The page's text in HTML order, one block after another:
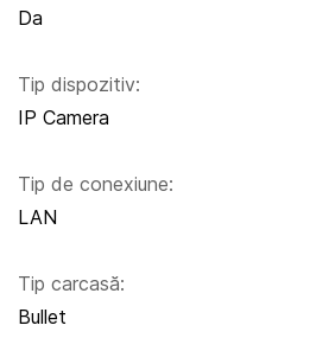
Da
Tip dispozitiv:
IP Camera
Tip de conexiune:
LAN
Tip carcasă:
Bullet